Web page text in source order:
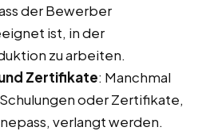
der Bewerber
ist, in der
zu arbeiten.
Zertifikate: Manchmal
oder Zertifikate,
verlangt werden.